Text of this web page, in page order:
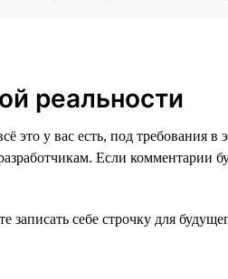
реальности
это у вас есть, под требования в
Если комментарии
себе строчку для